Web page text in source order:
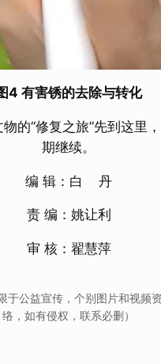
4 有害锈的去除与转化
的“修复之旅”先到这里
期继续。
编 辑：白 丹
责 编：姚让利
审 核：翟慧萍
于公益宣传，个别图片和视频
络，如有侵权，联系必删）